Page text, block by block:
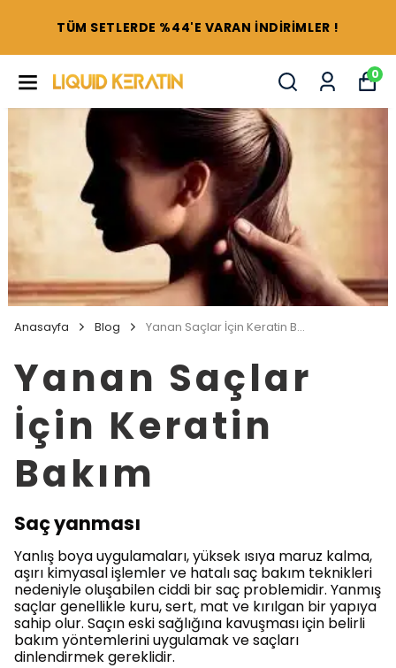
TÜM SETLERDE %44'E VARAN İNDİRİMLER !
0
Anasayfa Blog Yanan Saçlar İçin Keratin Bakım
Yanan Saçlar
İçin Keratin
Bakım
Saç yanması
Yanlış boya uygulamaları, yüksek ısıya maruz kalma,
aşırı kimyasal işlemler ve hatalı saç bakım teknikleri
nedeniyle oluşabilen ciddi bir saç problemidir. Yanmış
saçlar genellikle kuru, sert, mat ve kırılgan bir yapıya
sahip olur. Saçın eski sağlığına kavuşması için belirli
bakım yöntemlerini uygulamak ve saçları
dinlendirmek gereklidir.